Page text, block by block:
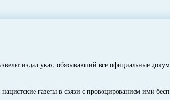
издал указ, обязывавший все официальные
газеты в связи с провоцированием ими